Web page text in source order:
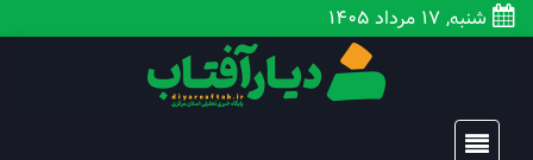
شنبه, 17 مرداد 1405